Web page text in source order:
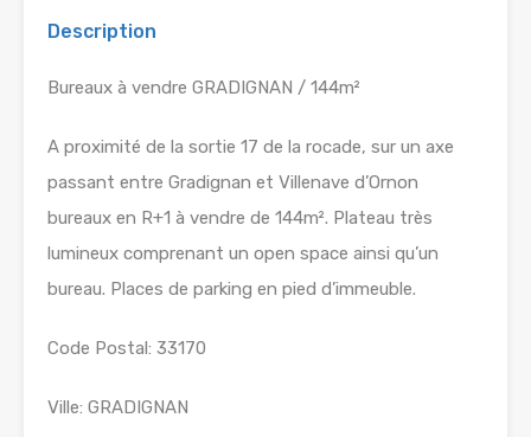
Description
Bureaux à vendre GRADIGNAN / 144m²
A proximité de la sortie 17 de la rocade, sur un axe
passant entre Gradignan et Villenave d’Ornon
bureaux en R+1 à vendre de 144m². Plateau très
lumineux comprenant un open space ainsi qu’un
bureau. Places de parking en pied d’immeuble.
Code Postal: 33170
Ville: GRADIGNAN